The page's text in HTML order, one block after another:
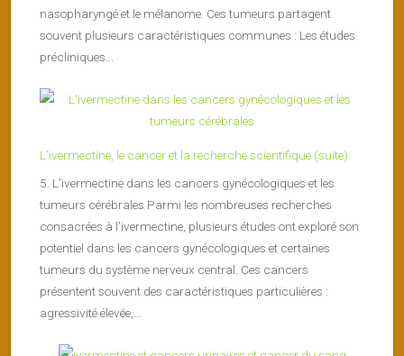
nasopharyngé et le mélanome. Ces tumeurs partagent
souvent plusieurs caractéristiques communes : Les études
précliniques...
L’ivermectine, le cancer et la recherche scientifique (suite)
5. L’ivermectine dans les cancers gynécologiques et les
tumeurs cérébrales Parmi les nombreuses recherches
consacrées à l’ivermectine, plusieurs études ont exploré son
potentiel dans les cancers gynécologiques et certaines
tumeurs du système nerveux central. Ces cancers
présentent souvent des caractéristiques particulières :
agressivité élevée,...